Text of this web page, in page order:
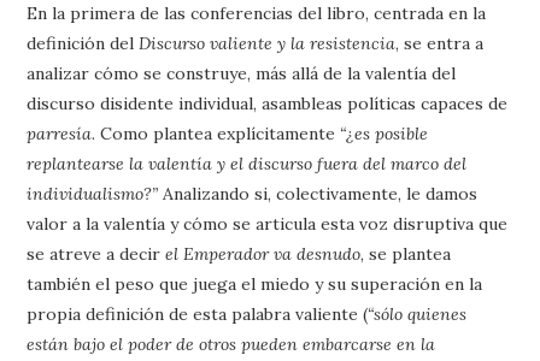
En la primera de las conferencias del libro, centrada en la
definición delDiscurso valiente y la resistencia, se entra a
analizar cómo se construye, más allá de la valentía del
discurso disidente individual, asambleas políticas capaces de
parresía. Como plantea explícitamente “¿es posible
replantearse la valentía y el discurso fuera del marco del
individualismo?” Analizando si, colectivamente, le damos
valor a la valentía y cómo se articula esta voz disruptiva que
se atreve a decirel Emperador va desnudo, se plantea
también el peso que juega el miedo y su superación en la
propia definición de esta palabra valiente (“sólo quienes
están bajo el poder de otros pueden embarcarse en la